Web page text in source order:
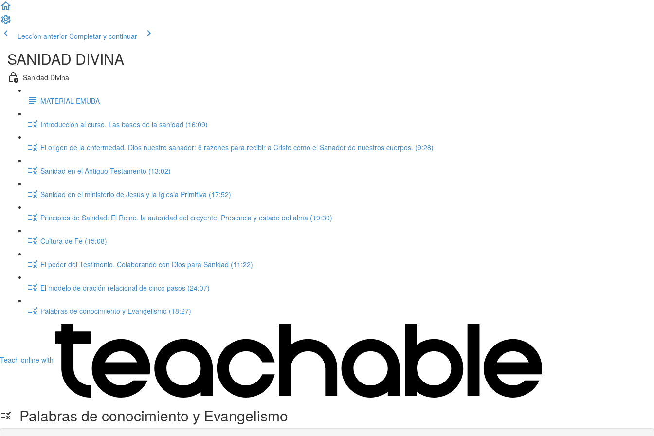
Lección anterior Completar y continuar
SANIDAD DIVINA
Sanidad Divina
MATERIAL EMUBA
Introducción al curso. Las bases de la sanidad (16:09)
El origen de la enfermedad. Dios nuestro sanador: 6 razones para recibir a Cristo como el Sanador de nuestros cuerpos. (9:28)
Sanidad en el Antiguo Testamento (13:02)
Sanidad en el ministerio de Jesús y la Iglesia Primitiva (17:52)
Principios de Sanidad: El Reino, la autoridad del creyente, Presencia y estado del alma (19:30)
Cultura de Fe (15:08)
El poder del Testimonio. Colaborando con Dios para Sanidad (11:22)
El modelo de oración relacional de cinco pasos (24:07)
Palabras de conocimiento y Evangelismo (18:27)
Teach online with
Palabras de conocimiento y Evangelismo